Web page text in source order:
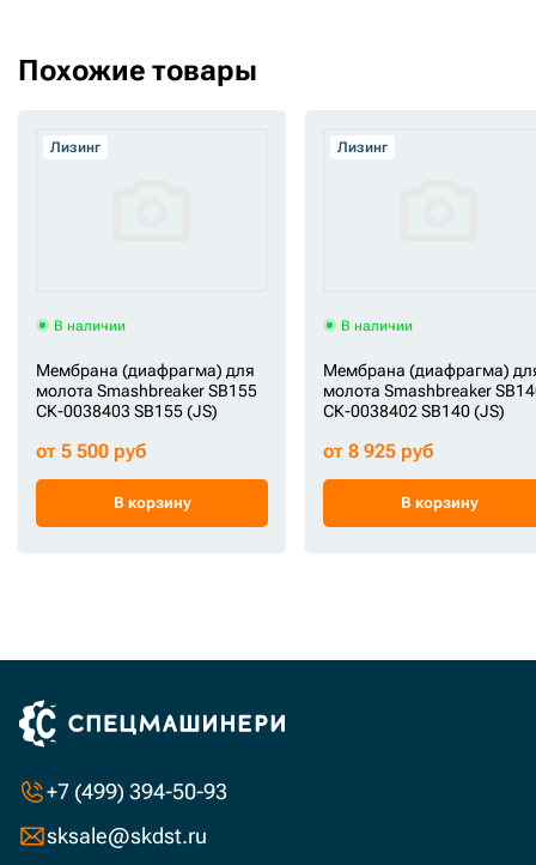
до
Похожие товары
Лизинг
В наличии
Мембрана (диафрагма) для
молота Smashbreaker SB155
СК-0038403 SB155 (JS)
от 5 500 руб
В корзину
Лизинг
В наличии
Мембрана (диафрагма)
молота Smashbreaker
СК-0038402 SB140 (JS)
от 8 925 руб
В корзину
+7 (499) 394-50-93
sksale@skdst.ru